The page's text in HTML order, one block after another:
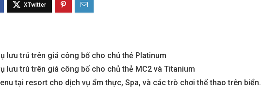
lưu trú trên giá công bố cho chủ thẻ Platinum
lưu trú trên giá công bố cho chủ thẻ MC2 và Titanium
tại resort cho dịch vụ ẩm thực, Spa, và các trò chơi thể thao trên biển.